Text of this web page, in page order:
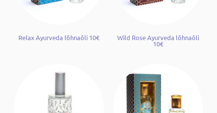
Relax Ayurveda lõhnaõli 10€ Wild Rose Ayurveda lõhnaõli
10€